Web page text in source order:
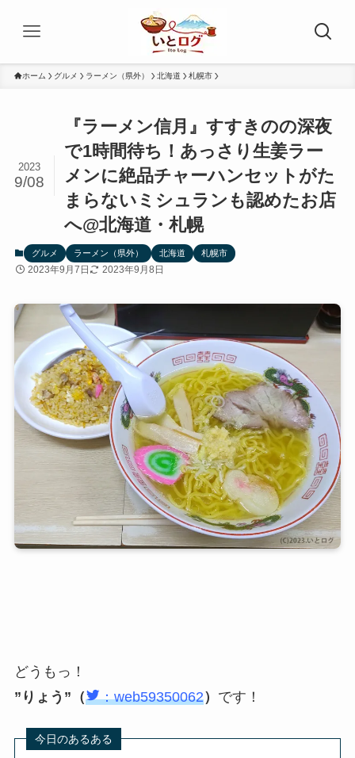
ホーム グルメ ラーメン（県外） 北海道 札幌市
『ラーメン信月』すすきのの深夜
で1時間待ち！あっさり生姜ラー
メンに絶品チャーハンセットがた
まらないミシュランも認めたお店
へ@北海道・札幌
2023
9/08
グルメ ラーメン（県外） 北海道 札幌市
2023年9月7日 2023年9月8日
どうもっ！
”りょう”（
：web59350062） です！